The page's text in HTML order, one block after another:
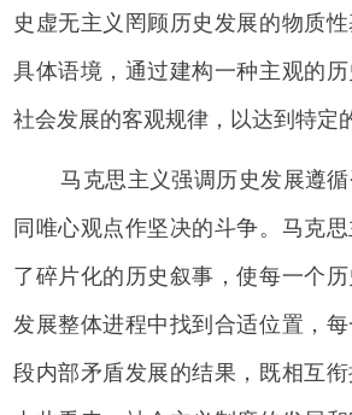
史虚无主义罔顾历史发展的物质
具体语境，通过建构一种主观的
社会发展的客观规律，以达到特定
马克思主义强调历史发展遵循
同唯心观点作坚决的斗争。马克
了碎片化的历史叙事，使每一个
发展整体进程中找到合适位置，
段内部矛盾发展的结果，既相互衔